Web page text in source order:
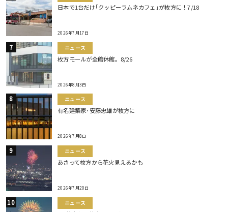
日本で1台だけ｢クッピーラムネカフェ｣が枚方に！7/18
2026年7月17日
ニュース
枚方モールが全館休館。8/26
2026年8月3日
ニュース
有名建築家･安藤忠雄が枚方に
2026年7月8日
ニュース
あさって枚方から花火見えるかも
2026年7月20日
ニュース